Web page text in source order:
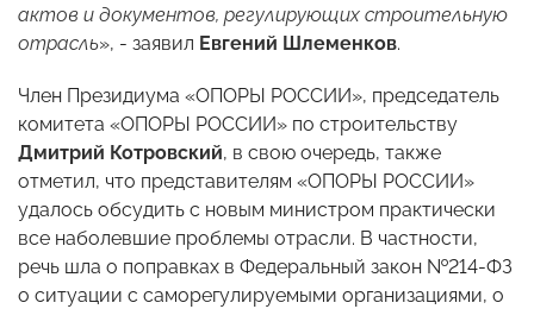
актов и документов, регулирующих строительную
отрасль», - заявил Евгений Шлеменков.
Член Президиума «ОПОРЫ РОССИИ», председатель
комитета «ОПОРЫ РОССИИ» по строительству
Дмитрий Котровский, в свою очередь, также
отметил, что представителям «ОПОРЫ РОССИИ»
удалось обсудить с новым министром практически
все наболевшие проблемы отрасли. В частности,
речь шла о поправках в Федеральный закон №214-ФЗ
о ситуации с саморегулируемыми организациями, о